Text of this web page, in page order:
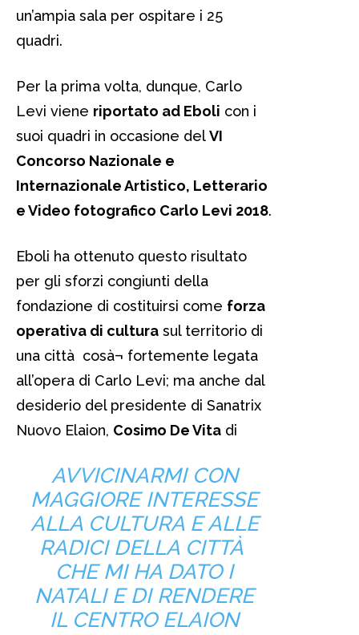
un’ampia sala per ospitare i 25
quadri.
Per la prima volta, dunque, Carlo
Levi viene riportato ad Eboli con i
suoi quadri in occasione delVI
Concorso Nazionale e
Internazionale Artistico, Letterario
e Video fotografico Carlo Levi 2018.
Eboli ha ottenuto questo risultato
per gli sforzi congiunti della
fondazione di costituirsi come forza
operativa di cultura sul territorio di
una città cosà¬ fortemente legata
all’opera di Carlo Levi; ma anche dal
desiderio del presidente di Sanatrix
Nuovo Elaion, Cosimo De Vita di
AVVICINARMI CON
MAGGIORE INTERESSE
ALLA CULTURA E ALLE
RADICI DELLA CITTÀ
CHE MI HA DATO I
NATALI E DI RENDERE
IL CENTRO ELAION